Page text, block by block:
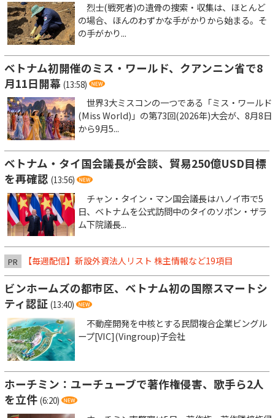
烈士(戦死者)の遺骨の捜索・収集は、ほとんど
の場合、ほんのわずかな手がかりから始まる。そ
の手がかり...
ベトナム初開催のミス・ワールド、クアンニン省で8
月11日開幕 (13:58)
世界3大ミスコンの一つである「ミス・ワールド
(Miss World)」の第73回(2026年)大会が、8月8日
から9月5...
ベトナム・タイ国会議長が会談、貿易250億USD目標
を再確認 (13:56)
チャン・タイン・マン国会議長はハノイ市で5
日、ベトナムを公式訪問中のタイのソポン・ザラ
ム下院議長...
PR 【毎週配信】新設外資法人リスト 株主情報など19項目
ビンホームズの都市区、ベトナム初の国際スマートシ
ティ認証 (13:40)
不動産開発を中核とする民間複合企業ビングル
ープ[VIC](Vingroup)子会社
ホーチミン：ユーチューブで著作権侵害、歌手ら2人
を立件 (6:20)